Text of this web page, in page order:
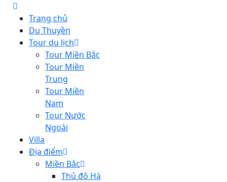
Trang chủ
Du Thuyền
Tour du lịch
Tour Miền Bắc
Tour Miền
Trung
Tour Miền
Nam
Tour Nước
Ngoài
Villa
Địa điểm
Miền Bắc
Thủ đô Hà